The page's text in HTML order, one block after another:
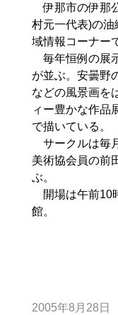
伊那市の伊那
村元一代表)の
域情報コーナー
毎年恒例の展
が並ぶ。安曇野
などの風景画を
ィー豊かな作品
で描いている。
サークルは毎
美術協会員の前
ぶ。
開場は午前10
館。
2005年8月28日